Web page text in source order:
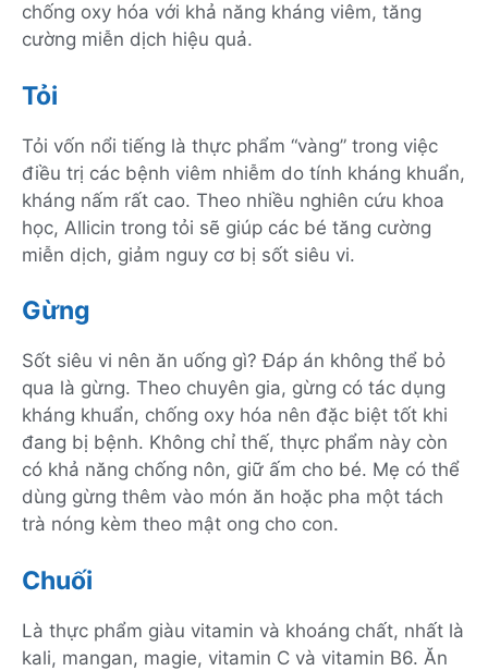
chống oxy hóa với khả năng kháng viêm, tăng
cường miễn dịch hiệu quả.
Tỏi
Tỏi vốn nổi tiếng là thực phẩm “vàng” trong việc
điều trị các bệnh viêm nhiễm do tính kháng khuẩn,
kháng nấm rất cao. Theo nhiều nghiên cứu khoa
học, Allicin trong tỏi sẽ giúp các bé tăng cường
miễn dịch, giảm nguy cơ bị sốt siêu vi.
Gừng
Sốt siêu vi nên ăn uống gì? Đáp án không thể bỏ
qua là gừng. Theo chuyên gia, gừng có tác dụng
kháng khuẩn, chống oxy hóa nên đặc biệt tốt khi
đang bị bệnh. Không chỉ thế, thực phẩm này còn
có khả năng chống nôn, giữ ấm cho bé. Mẹ có thể
dùng gừng thêm vào món ăn hoặc pha một tách
trà nóng kèm theo mật ong cho con.
Chuối
Là thực phẩm giàu vitamin và khoáng chất, nhất là
kali, mangan, magie, vitamin C và vitamin B6. Ăn